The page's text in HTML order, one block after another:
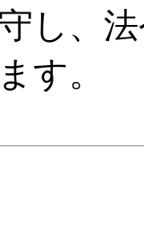
し、
す。